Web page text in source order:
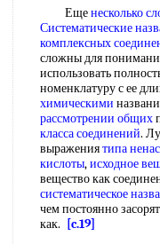
Ещенесколько
Систематические
комплексных
сложны для
использовать
номенклатуру с ее
химическими
рассмотрении общих
класса соединений.
выражениятипа
кислоты,исходное
вещество как
систематическое
чем постоянно
как.
[c.19]